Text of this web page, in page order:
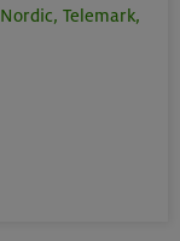
Nordic, Telemark,